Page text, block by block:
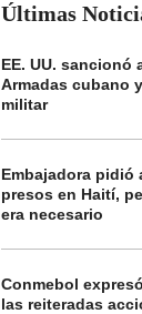
Últimas
EE. UU. sancionó
Armadas cubano
militar
Embajadora
presos en Haití,
era necesario
Conmebol
las reiteradas